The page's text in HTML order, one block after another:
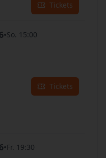
Tickets
•So. 15:00
Tickets
•Fr. 19:30